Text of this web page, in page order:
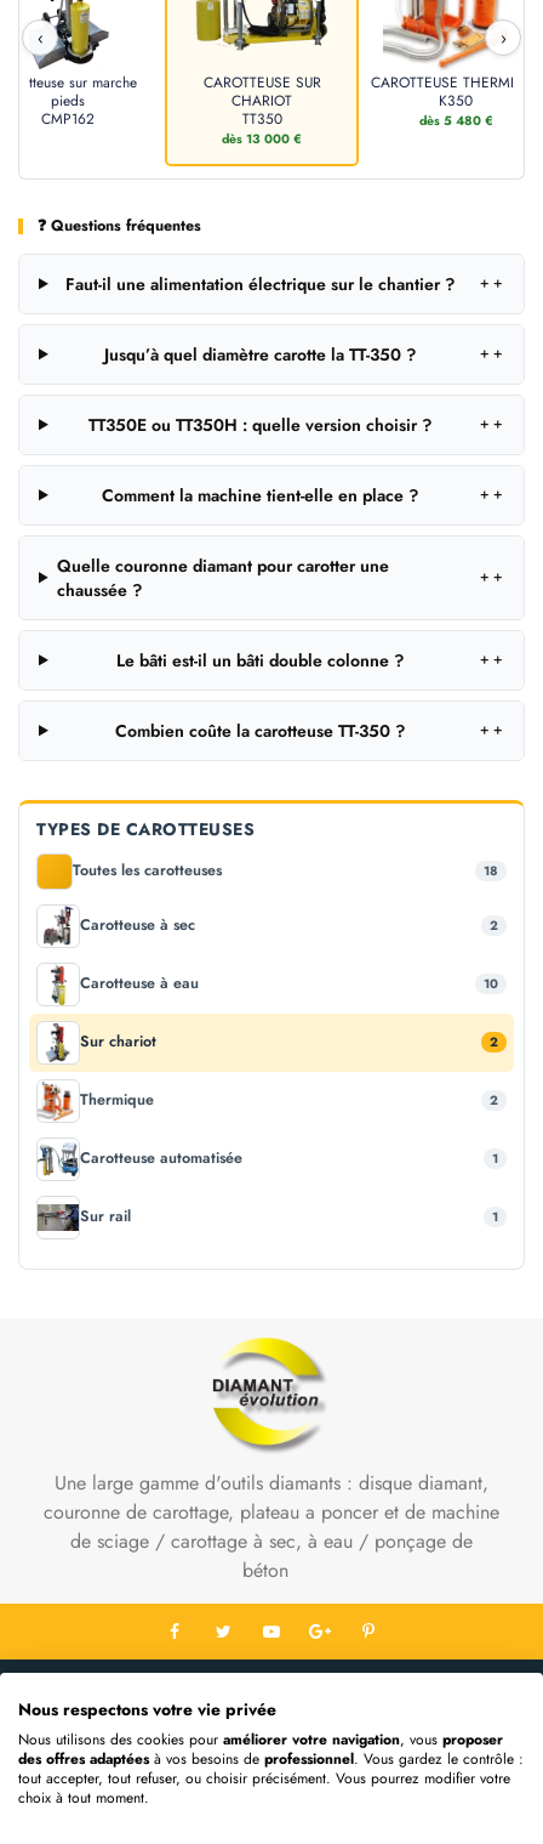
‹ ›
Carotteuse sur marche
pieds
CMP162
CAROTTEUSE SUR
CHARIOT
TT350
dès 13 000 €
CAROTTEUSE THERMIQUE
K350
dès 5 480 €
❓ Questions fréquentes
Faut-il une alimentation électrique sur le chantier ? ＋
Jusqu’à quel diamètre carotte la TT-350 ? ＋
TT350E ou TT350H : quelle version choisir ? ＋
Comment la machine tient-elle en place ? ＋
Quelle couronne diamant pour carotter une
chaussée ?
＋
Le bâti est-il un bâti double colonne ? ＋
Combien coûte la carotteuse TT-350 ? ＋
TYPES DE CAROTTEUSES
Toutes les carotteuses 18
Carotteuse à sec 2
Carotteuse à eau 10
Sur chariot 2
Thermique 2
Carotteuse automatisée 1
Sur rail 1
Une large gamme d'outils diamants : disque diamant,
couronne de carottage, plateau a poncer et de machine
de sciage / carottage à sec, à eau / ponçage de
béton
Informations
Mon Compte
Nous respectons votre vie privée
Nous utilisons des cookies pour améliorer votre navigation, vous proposer
des offres adaptéesà vos besoins de professionnel. Vous gardez le contrôle :
tout accepter, tout refuser, ou choisir précisément. Vous pourrez modifier votre
choix à tout moment.